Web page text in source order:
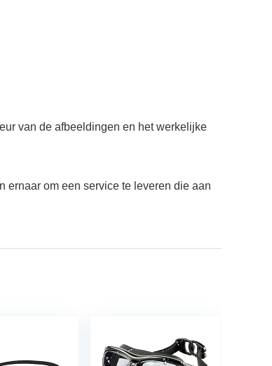
van de afbeeldingen en het werkelijke
ernaar om een service te leveren die aan